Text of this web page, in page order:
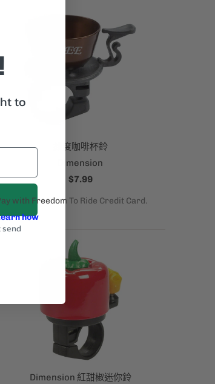
維度咖啡杯鈴
Dimension
$7.99
Dimension 紅甜椒迷你鈴
to
send